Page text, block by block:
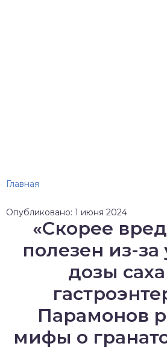
Главная
Опубликовано: 1 июня 2024
«Скорее
полезен из-
дозы
Парамонов
мифы о